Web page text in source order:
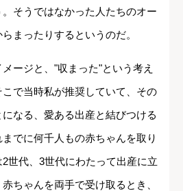
そうではなかった人たちのオー
まったりするというのだ。
ージと、"収まった"という考え
で当時私が推奨していて、その
なる、愛ある出産と結びつける
でに何千人もの赤ちゃんを取り
世代、3世代にわたって出産に立
ちゃんを両手で受け取るとき、